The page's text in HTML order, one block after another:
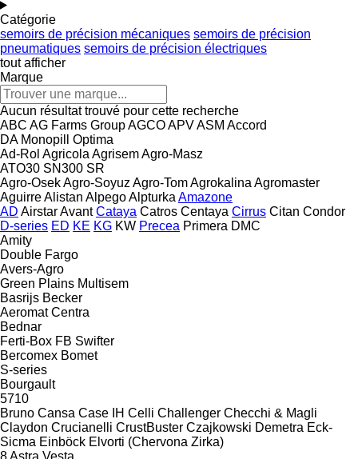
Catégorie
semoirs de précision mécaniques semoirs de précision
pneumatiques semoirs de précision électriques
tout afficher
Marque
Aucun résultat trouvé pour cette recherche
ABC AG Farms GroupAGCOAPVASM Accord
DA Monopill
Optima
Ad-Rol Agricola AgrisemAgro-Masz
ATO30 SN300 SR
Agro-OsekAgro-Soyuz Agro-TomAgrokalina Agromaster
AguirreAlistan AlpegoAlpturka Amazone
AD AirstarAvant Cataya Catros Centaya Cirrus Citan Condor
D-series ED KE KG KW Precea Primera DMC
Amity
Double Fargo
Avers-Agro
Green Plains Multisem
Basrijs Becker
Aeromat Centra
Bednar
Ferti-Box FB Swifter
Bercomex Bomet
S-series
Bourgault
5710
Bruno Cansa Case IH Celli Challenger Checchi & Magli
Claydon Crucianelli CrustBuster Czajkowski Demetra Eck-
Sicma Einböck Elvorti (Chervona Zirka)
8Astra Vesta